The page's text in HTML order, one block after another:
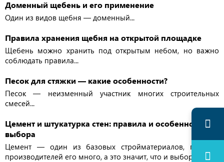
Доменный щебень и его применение
Один из видов щебня — доменный...
Правила хранения щебня на открытой площадке
Щебень можно хранить под открытым небом, но важно
соблюдать правила...
Песок для стяжки — какие особенности?
Песок — неизменный участник многих строительных
смесей...
Цемент и штукатурка стен: правила и особенности
выбора
Цемент — один из базовых стройматериалов, поэтому
производителей его много, а это значит, что и выбор есть...